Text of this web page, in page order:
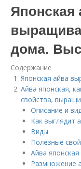
Японская
дома.
Содержание
Японская айва
Айва японская,
свойства,
Описание и
Как выглядит
Виды
Полезные
Айва
Размножение